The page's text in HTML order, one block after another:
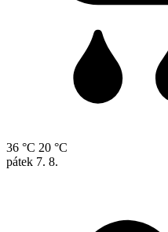
36 °C 20 °C
pátek 7. 8.